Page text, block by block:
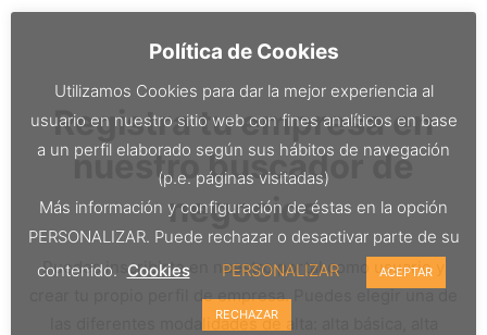
Registra tu empresa en
nuestro buscador de
negocios
Puedes inscribirte en nuestro portal como usuario y
crear tu propio perfil de empresa. Puedes elegir una de
las diferentes modalidades de alta: alta básica, alta
Política de Cookies
Utilizamos Cookies para dar la mejor experiencia al
usuario en nuestro sitio web con fines analíticos en base
a un perfil elaborado según sus hábitos de navegación
(p.e. páginas visitadas)
Más información y configuración de éstas en la opción
PERSONALIZAR. Puede rechazar o desactivar parte de su
contenido. Cookies PERSONALIZAR ACEPTAR
RECHAZAR